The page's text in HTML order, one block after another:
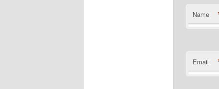
Name
Email